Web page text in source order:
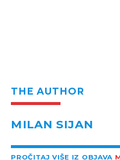
THE AUTHOR
MILAN SIJAN
PROČITAJ VIŠE IZ OBJAVA